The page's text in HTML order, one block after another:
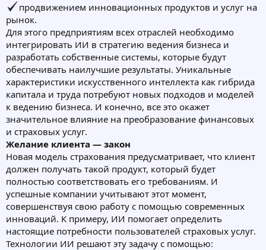
продвижением инновационных продуктов и услуг на
рынок.
Для этого предприятиям всех отраслей необходимо
интегрировать ИИ в стратегию ведения бизнеса и
разработать собственные системы, которые будут
обеспечивать наилучшие результаты. Уникальные
характеристики искусственного интеллекта как гибрида
капитала и труда потребуют новых подходов и моделей
к ведению бизнеса. И конечно, все это окажет
значительное влияние на преобразование финансовых
и страховых услуг.
Желание клиента — закон
Новая модель страхования предусматривает, что клиент
должен получать такой продукт, который будет
полностью соответствовать его требованиям. И
успешные компании учитывают этот момент,
совершенствуя свою работу с помощью современных
инноваций. К примеру, ИИ помогает определить
настоящие потребности пользователей страховых услуг.
Технологии ИИ решают эту задачу с помощью: